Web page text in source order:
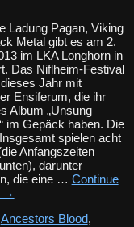
Ladung Pagan, Viking
Metal gibt es am 2.
im LKA Longhorn in
Das Niflheim-Festival
Jahr mit
Ensiferum, die ihr
Album „Unsung
im Gepäck haben. Die
spielen acht
Anfangszeiten
darunter
die eine … Continue
→
Ancestors Blood,